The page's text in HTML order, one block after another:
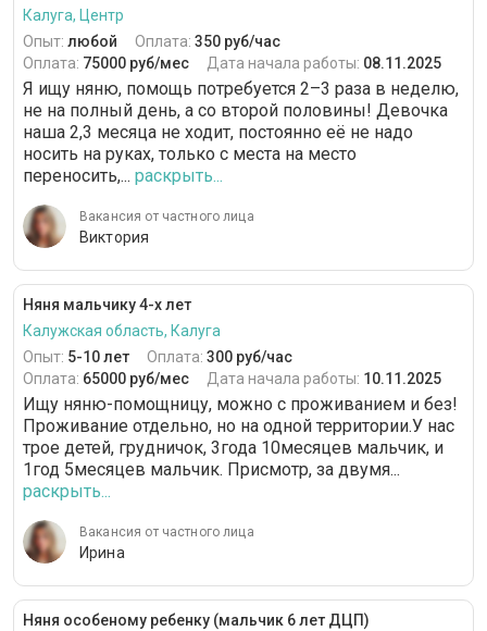
Калуга, Центр
Опыт: любой Оплата: 350 руб/час
Оплата: 75000 руб/мес Дата начала работы: 08.11.2025
Я ищу няню, помощь потребуется 2–3 раза в неделю,
не на полный день, а со второй половины! Девочка
наша 2,3 месяца не ходит, постоянно её не надо
носить на руках, только с места на место
переносить,... раскрыть...
Вакансия от частного лица
Виктория
Няня мальчику 4-х лет
Калужская область, Калуга
Опыт: 5-10 лет Оплата: 300 руб/час
Оплата: 65000 руб/мес Дата начала работы: 10.11.2025
Ищу няню-помощницу, можно с проживанием и без!
Проживание отдельно, но на одной территории.У нас
трое детей, грудничок, 3года 10месяцев мальчик, и
1год 5месяцев мальчик. Присмотр, за двумя...
раскрыть...
Вакансия от частного лица
Ирина
Няня особеному ребенку (мальчик 6 лет ДЦП)